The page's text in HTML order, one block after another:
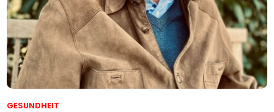
GESUNDHEIT